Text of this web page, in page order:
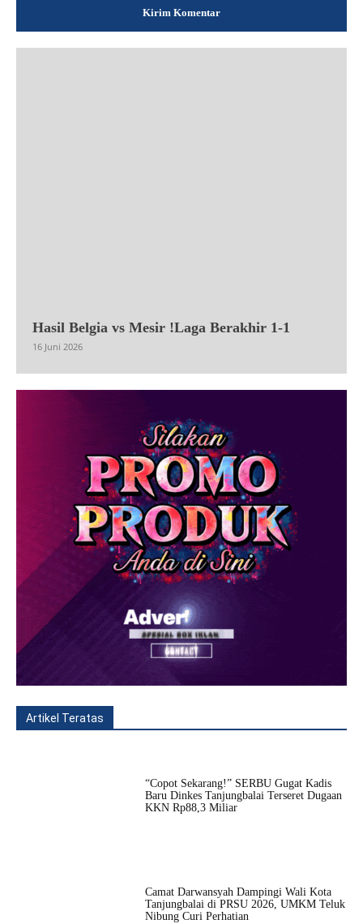
Hasil Belgia vs Mesir !Laga Berakhir 1-1
16 Juni 2026
Artikel Teratas
“Copot Sekarang!” SERBU Gugat Kadis
Baru Dinkes Tanjungbalai Terseret Dugaan
KKN Rp88,3 Miliar
Camat Darwansyah Dampingi Wali Kota
Tanjungbalai di PRSU 2026, UMKM Teluk
Nibung Curi Perhatian